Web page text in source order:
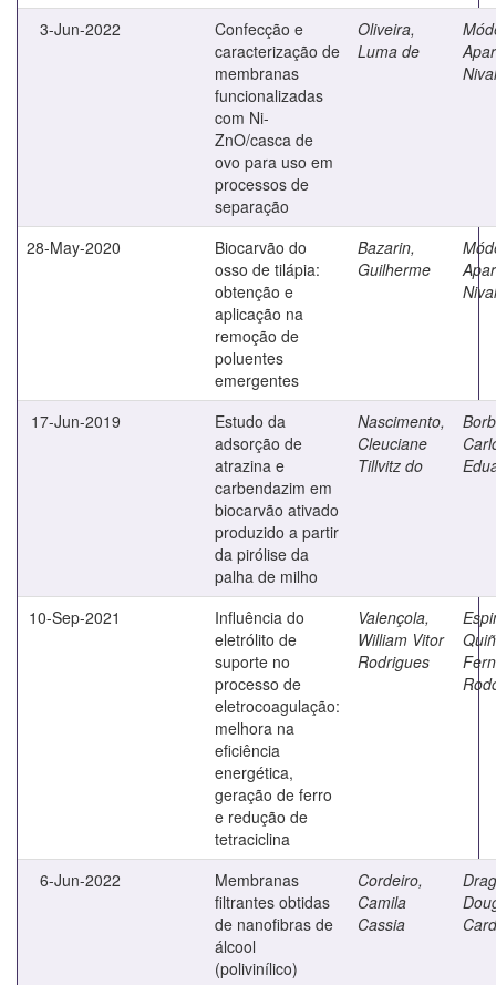
3-Jun-2022
Confecção e
caracterização de
membranas
funcionalizadas
com Ni-
ZnO/casca de
ovo para uso em
processos de
separação
Oliveira,
Luma de
28-May-2020
Biocarvão do
osso de tilápia:
obtenção e
aplicação na
remoção de
poluentes
emergentes
Bazarin,
Guilherme
17-Jun-2019
Estudo da
adsorção de
atrazina e
carbendazim em
biocarvão ativado
produzido a partir
da pirólise da
palha de milho
Nascimento,
Cleuciane
Tillvitz do
10-Sep-2021
Influência do
eletrólito de
suporte no
processo de
eletrocoagulação:
melhora na
eficiência
energética,
geração de ferro
e redução de
tetraciclina
Valençola,
William Vitor
Rodrigues
6-Jun-2022
Membranas
filtrantes obtidas
de nanofibras de
álcool
(polivinílico)
Cordeiro,
Camila
Cassia